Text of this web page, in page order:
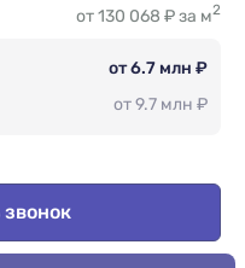
от 130 068 ₽ за м2
от 6.7 млн ₽
от 9.7 млн ₽
звонок